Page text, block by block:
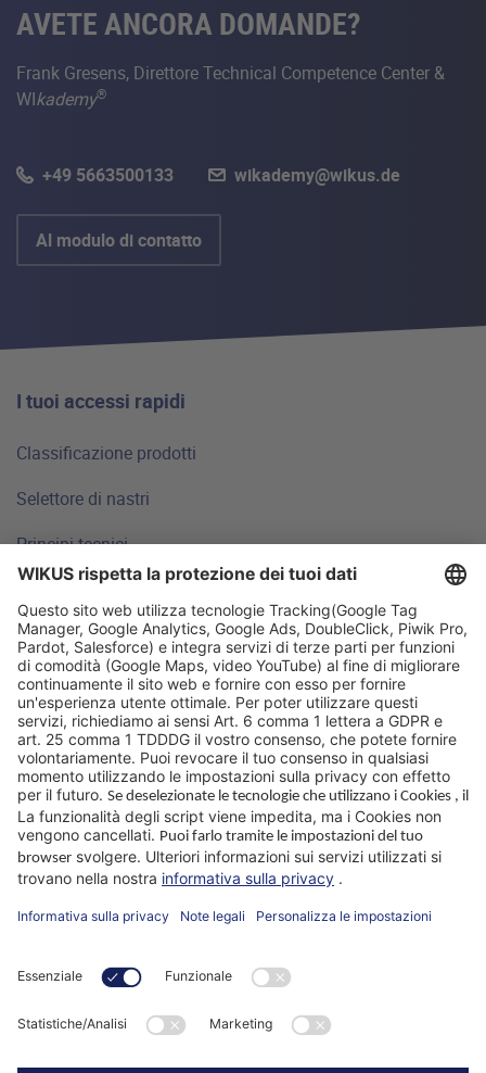
AVETE ANCORA DOMANDE?
Frank Gresens, Direttore Technical Competence Center &
WIkademy®
+49 5663500133 wikademy@wikus.de
Al modulo di contatto
I tuoi accessi rapidi
Classificazione prodotti
Selettore di nastri
Principi tecnici
Sedi
Perché WIKUS
Consulenza
Azienda
App Paramaster®
Seguiteci